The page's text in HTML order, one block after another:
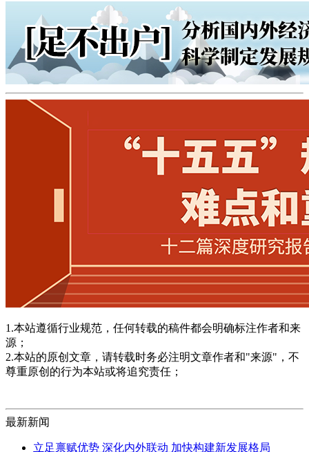
1.本站遵循行业规范，任何转载的稿件都会明确标注作者和来
源；
2.本站的原创文章，请转载时务必注明文章作者和"来源"，不
尊重原创的行为本站或将追究责任；
最新新闻
立足禀赋优势 深化内外联动 加快构建新发展格局